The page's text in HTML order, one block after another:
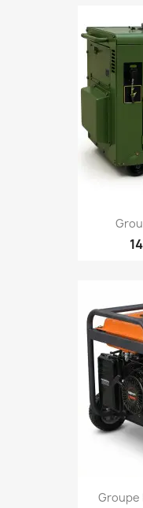
Groupe